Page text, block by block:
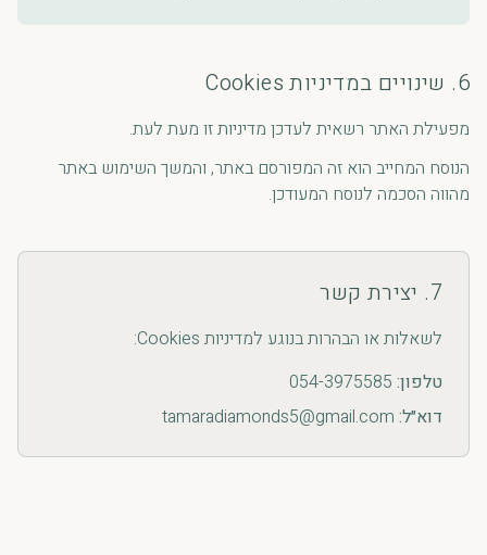
6. שינויים במדיניות Cookies
מפעילת האתר רשאית לעדכן מדיניות זו מעת לעת.
הנוסח המחייב הוא זה המפורסם באתר, והמשך השימוש באתר
מהווה הסכמה לנוסח המעודכן.
7. יצירת קשר
לשאלות או הבהרות בנוגע למדיניות Cookies:
טלפון:
דוא״ל: